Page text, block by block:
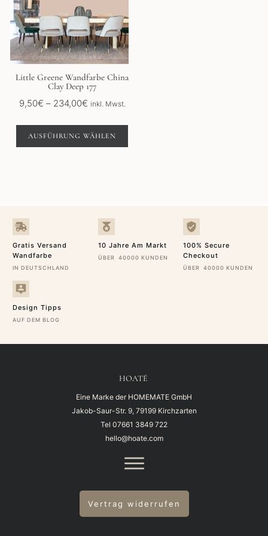
Little Greene Wandfarbe China
Clay Deep 177
9,50€ – 234,00€Preisspanne:
bis
234,00€
inkl. Mwst.
AUSFÜHRUNG WÄHLEN
auf.
Optionen
können
auf
der
Produktseite
gewählt
Gratis Versand
Wandfarbe
IN DEUTSCHLAND
10 Jahre Am Markt
ÜBER 40000 KUNDEN
100% Secure
Checkout
ÜBER 40000 KUNDEN
Design Tipps
AUF DEM BLOG
HOATÉ
Eine Marke der HOMEMATE GmbH
Jakob-Saur-Str. 9, 79199 Kirchzarten
Tel 07661 3849 722
hello@hoate.com
Vertrag widerrufen